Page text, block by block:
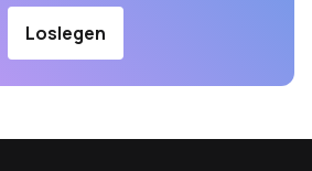
Loslegen